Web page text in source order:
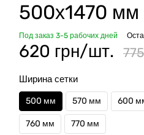
500х1470
Под заказ 3-5 рабочих дней
620 грн/шт.
Ширина сетки
500 мм 570 мм 600
760 мм 770 мм